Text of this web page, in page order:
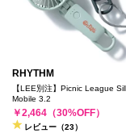
RHYTHM
【LEE別注】Picnic League
Mobile 3.2
￥2,464（30%OFF）
レビュー（23）